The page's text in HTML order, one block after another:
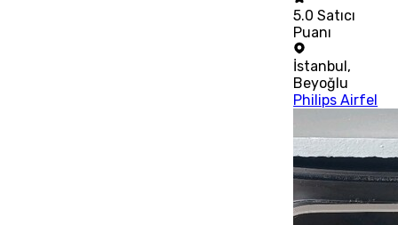
5.0 Satıcı
Puanı
İstanbul,
Beyoğlu
Philips Airfel